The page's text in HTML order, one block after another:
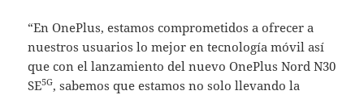
“En OnePlus, estamos comprometidos a ofrecer a
nuestros usuarios lo mejor en tecnología móvil así
que con el lanzamiento del nuevo OnePlus Nord N30
SE5G, sabemos que estamos no solo llevando la